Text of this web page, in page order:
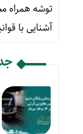
توشه همراه
آشنایی با